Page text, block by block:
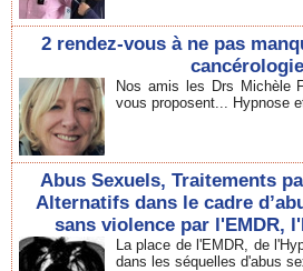
2 rendez-vous à ne pas
Nos amis les Drs Michèle
vous proposent... Hypnose
Abus Sexuels, Traitements
Alternatifs dans le cadre
sans violence par l'EMDR,
La place de l'EMDR, de
dans les séquelles d'abus